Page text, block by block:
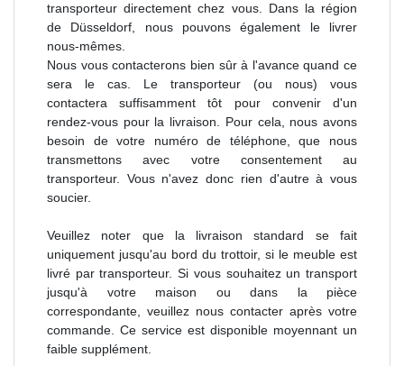
transporteur directement chez vous. Dans la région
de Düsseldorf, nous pouvons également le livrer
nous-mêmes.
Nous vous contacterons bien sûr à l'avance quand ce
sera le cas. Le transporteur (ou nous) vous
contactera suffisamment tôt pour convenir d'un
rendez-vous pour la livraison. Pour cela, nous avons
besoin de votre numéro de téléphone, que nous
transmettons avec votre consentement au
transporteur. Vous n'avez donc rien d'autre à vous
soucier.
Veuillez noter que la livraison standard se fait
uniquement jusqu'au bord du trottoir, si le meuble est
livré par transporteur. Si vous souhaitez un transport
jusqu'à votre maison ou dans la pièce
correspondante, veuillez nous contacter après votre
commande. Ce service est disponible moyennant un
faible supplément.